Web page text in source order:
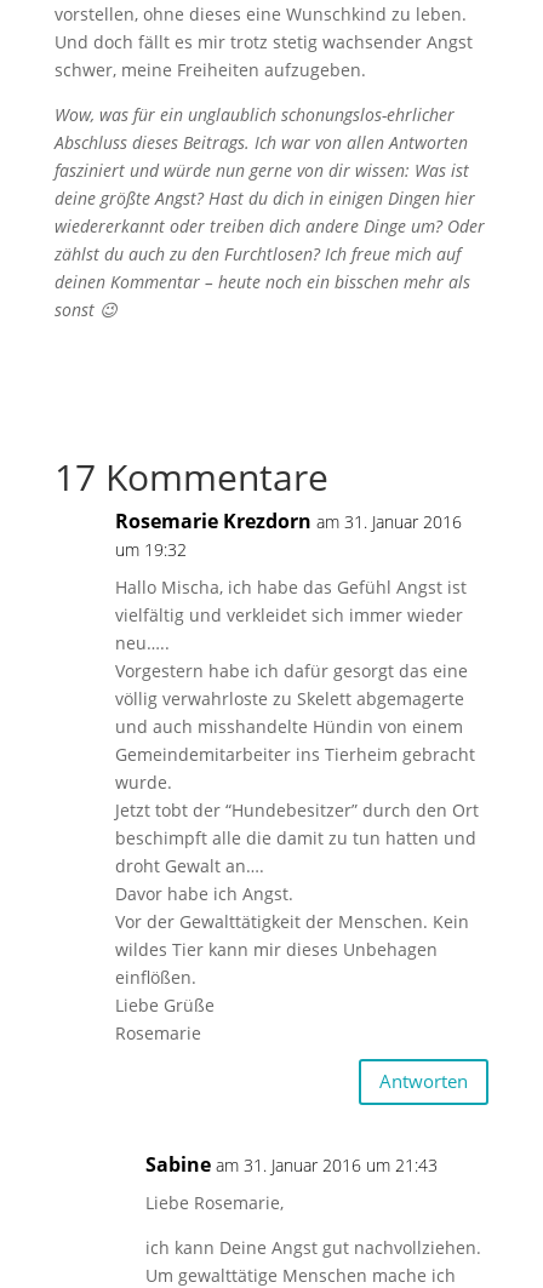
vorstellen, ohne dieses eine Wunschkind zu leben.
Und doch fällt es mir trotz stetig wachsender Angst
schwer, meine Freiheiten aufzugeben.
Wow, was für ein unglaublich schonungslos-ehrlicher
Abschluss dieses Beitrags. Ich war von allen Antworten
fasziniert und würde nun gerne von dir wissen: Was ist
deine größte Angst? Hast du dich in einigen Dingen hier
wiedererkannt oder treiben dich andere Dinge um? Oder
zählst du auch zu den Furchtlosen? Ich freue mich auf
deinen Kommentar – heute noch ein bisschen mehr als
sonst 😉
17 Kommentare
Rosemarie Krezdorn am 31. Januar 2016
um 19:32
Hallo Mischa, ich habe das Gefühl Angst ist
vielfältig und verkleidet sich immer wieder
neu…..
Vorgestern habe ich dafür gesorgt das eine
völlig verwahrloste zu Skelett abgemagerte
und auch misshandelte Hündin von einem
Gemeindemitarbeiter ins Tierheim gebracht
wurde.
Jetzt tobt der “Hundebesitzer” durch den Ort
beschimpft alle die damit zu tun hatten und
droht Gewalt an….
Davor habe ich Angst.
Vor der Gewalttätigkeit der Menschen. Kein
wildes Tier kann mir dieses Unbehagen
einflößen.
Liebe Grüße
Rosemarie
Antworten
Sabine am 31. Januar 2016 um 21:43
Liebe Rosemarie,
ich kann Deine Angst gut nachvollziehen.
Um gewalttätige Menschen mache ich